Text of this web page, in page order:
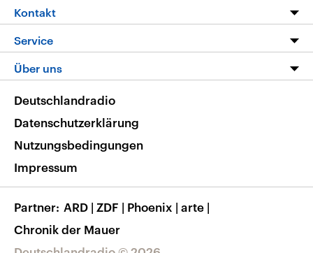
Die Nachrichten
Nachrichtenleicht
Neue Beiträge auf dlf.de
Livestream
Podcasts
Deutschlandfunk App
Nachrichten App
Frequenzen
Kontakt
Hörerservice
Service
FAQ
Veranstaltungen
Musikliste
RSS
Über uns
Barrierefreiheit
Deutschlandradio
Datenschutzerklärung
Nutzungsbedingungen
Impressum
Partner ARD | ZDF | Phoenix | arte |
Chronik der Mauer